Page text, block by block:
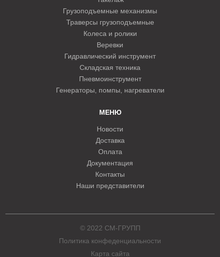
Грузоподъемные механизмы
Траверсы грузоподъемные
Колеса и ролики
Веревки
Гидравлический инструмент
Складская техника
Пневмоинструмент
Генераторы, помпы, нагреватели
МЕНЮ
Новости
Доставка
Оплата
Документация
Контакты
Наши представители
© 2022 СМ-ГРУПП
Политика конфеденциальности
Карта сайта